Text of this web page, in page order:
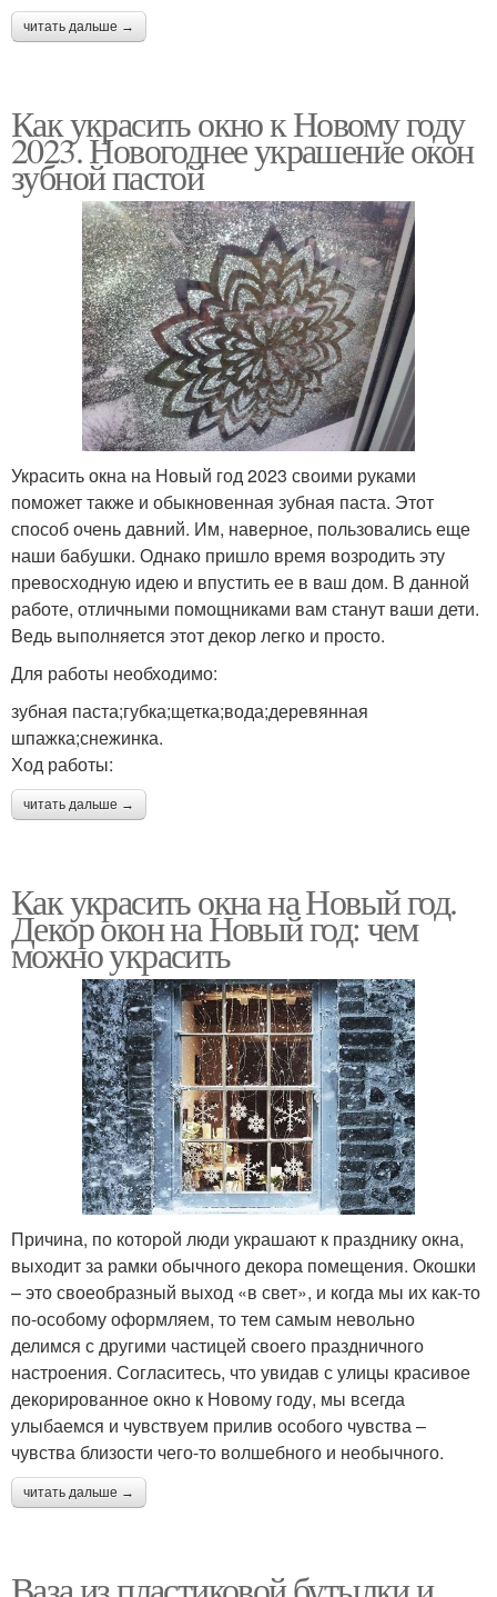
читать дальше →
Как украсить окно к Новому году
2023. Новогоднее украшение окон
зубной пастой
Украсить окна на Новый год 2023 своими руками
поможет также и обыкновенная зубная паста. Этот
способ очень давний. Им, наверное, пользовались еще
наши бабушки. Однако пришло время возродить эту
превосходную идею и впустить ее в ваш дом. В данной
работе, отличными помощниками вам станут ваши дети.
Ведь выполняется этот декор легко и просто.
Для работы необходимо:
зубная паста;губка;щетка;вода;деревянная
шпажка;снежинка.
Ход работы:
читать дальше →
Как украсить окна на Новый год.
Декор окон на Новый год: чем
можно украсить
Причина, по которой люди украшают к празднику окна,
выходит за рамки обычного декора помещения. Окошки
– это своеобразный выход «в свет», и когда мы их как-то
по-особому оформляем, то тем самым невольно
делимся с другими частицей своего праздничного
настроения. Согласитесь, что увидав с улицы красивое
декорированное окно к Новому году, мы всегда
улыбаемся и чувствуем прилив особого чувства –
чувства близости чего-то волшебного и необычного.
читать дальше →